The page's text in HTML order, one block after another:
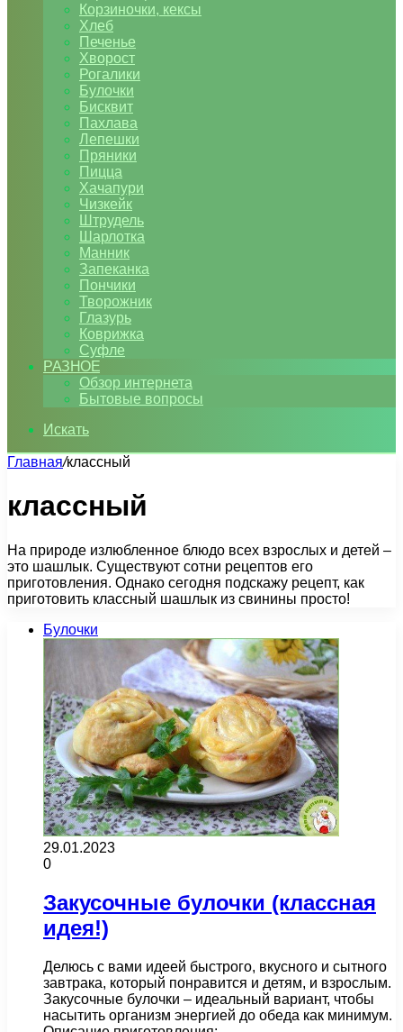
Корзиночки, кексы
Хлеб
Печенье
Хворост
Рогалики
Булочки
Бисквит
Пахлава
Лепешки
Пряники
Пицца
Хачапури
Чизкейк
Штрудель
Шарлотка
Манник
Запеканка
Пончики
Творожник
Глазурь
Коврижка
Суфле
РАЗНОЕ
Обзор интернета
Бытовые вопросы
Искать
Главная/классный
классный
На природе излюбленное блюдо всех взрослых и детей –
это шашлык. Существуют сотни рецептов его
приготовления. Однако сегодня подскажу рецепт, как
приготовить классный шашлык из свинины просто!
Булочки
29.01.2023
0
Закусочные булочки (классная
идея!)
Делюсь с вами идеей быстрого, вкусного и сытного
завтрака, который понравится и детям, и взрослым.
Закусочные булочки – идеальный вариант, чтобы
насытить организм энергией до обеда как минимум.